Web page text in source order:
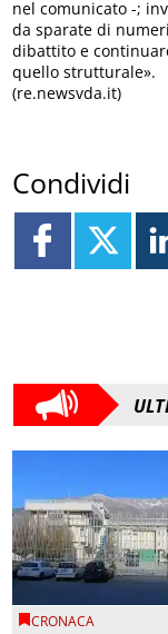
nel comunicato -;
da sparate di
dibattito e
quello strutturale».
(re.newsvda.it)
Condividi
CRONACA